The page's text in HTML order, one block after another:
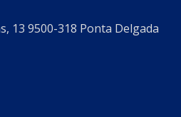
13 9500-318 Ponta Delgada